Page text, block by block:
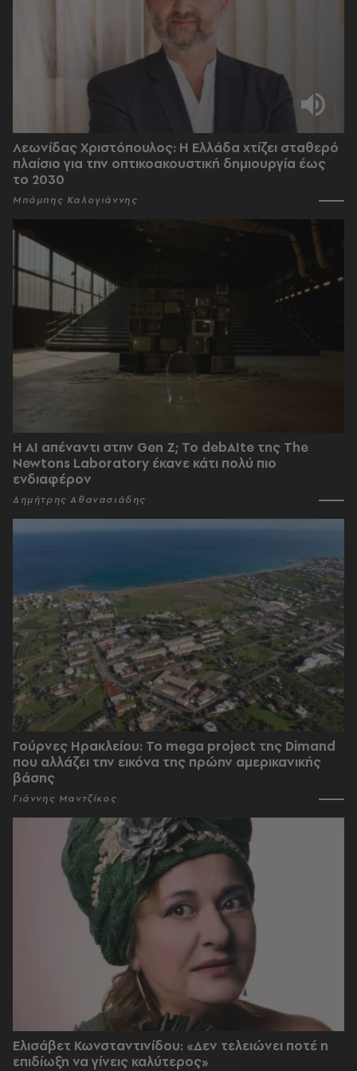
Λεωνίδας Χριστόπουλος: Η Ελλάδα χτίζει σταθερό
πλαίσιο για την οπτικοακουστική δημιουργία έως
το 2030
Μπάμπης Καλογιάννης
Η AI απέναντι στην Gen Z; Το debAIte της The
Newtons Laboratory έκανε κάτι πολύ πιο
ενδιαφέρον
Δημήτρης Αθανασιάδης
Γούρνες Ηρακλείου: To mega project της Dimand
που αλλάζει την εικόνα της πρώην αμερικανικής
βάσης
Γιάννης Μαντζίκος
Ελισάβετ Κωνσταντινίδου: «Δεν τελειώνει ποτέ η
επιδίωξη να γίνεις καλύτερος»